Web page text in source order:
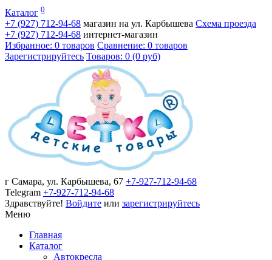
Каталог 0
+7 (927) 712-94-68 магазин на ул. Карбышева Схема проезда
+7 (927) 712-94-68 интернет-магазин
Избранное: 0 товаров Сравнение: 0 товаров
Зарегистрируйтесь Товаров: 0 (0 руб)
г Самара, ул. Карбышева, 67 +7-927-712-94-68
Telegram +7-927-712-94-68
Здравствуйте! Войдите или зарегистрируйтесь
Меню
Главная
Каталог
Автокресла